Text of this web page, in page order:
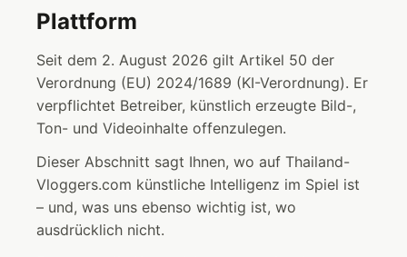
Plattform
Seit dem 2. August 2026 gilt Artikel 50 der
Verordnung (EU) 2024/1689 (KI-Verordnung). Er
verpflichtet Betreiber, künstlich erzeugte Bild-,
Ton- und Videoinhalte offenzulegen.
Dieser Abschnitt sagt Ihnen, wo auf Thailand-
Vloggers.com künstliche Intelligenz im Spiel ist
– und, was uns ebenso wichtig ist, wo
ausdrücklich nicht.